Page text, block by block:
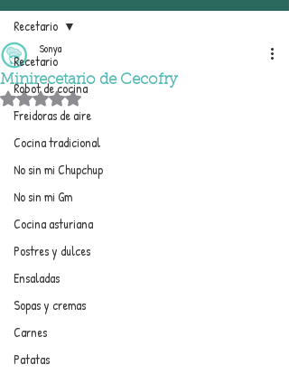
Recetario
Robot de cocina
Freidoras de aire
Cocina tradicional
No sin mi Chupchup
No sin mi Gm
Cocina asturiana
Postres y dulces
Ensaladas
Sopas y cremas
Carnes
Patatas
Recetario
Minirecetario de Cecofry
Sonya
Obtuvo NaN de 5 estrellas.